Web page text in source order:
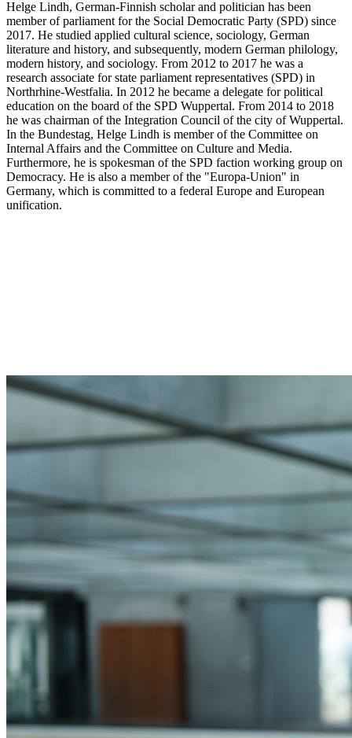
Helge Lindh, German-Finnish scholar and politician has been
member of parliament for the Social Democratic Party (SPD) since
2017. He studied applied cultural science, sociology, German
literature and history, and subsequently, modern German philology,
modern history, and sociology. From 2012 to 2017 he was a
research associate for state parliament representatives (SPD) in
Northrhine-Westfalia. In 2012 he became a delegate for political
education on the board of the SPD Wuppertal. From 2014 to 2018
he was chairman of the Integration Council of the city of Wuppertal.
In the Bundestag, Helge Lindh is member of the Committee on
Internal Affairs and the Committee on Culture and Media.
Furthermore, he is spokesman of the SPD faction working group on
Democracy. He is also a member of the "Europa-Union" in
Germany, which is committed to a federal Europe and European
unification.